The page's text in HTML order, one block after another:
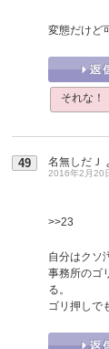
変態だけど
それな！
49 名無しだＪ
2016年2月20
>>23
自分はクソ
事務所のゴ
る。
ゴリ押しで